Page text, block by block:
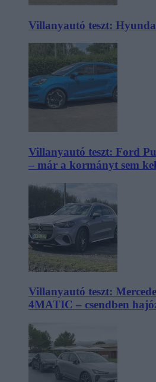
Villanyautó teszt:
Villanyautó teszt: Ford
– már a kormányt sem
Villanyautó teszt:
4MATIC – csendben